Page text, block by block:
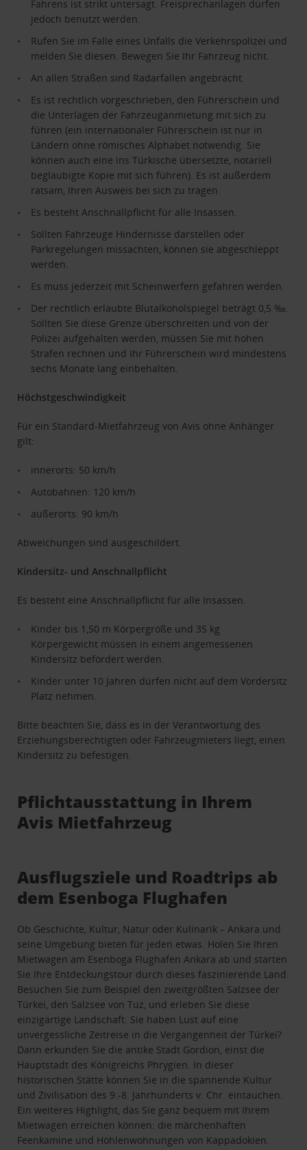
Fahrens ist strikt untersagt. Freisprechanlagen dürfen
jedoch benutzt werden.
Rufen Sie im Falle eines Unfalls die Verkehrspolizei und
melden Sie diesen. Bewegen Sie Ihr Fahrzeug nicht.
An allen Straßen sind Radarfallen angebracht.
Es ist rechtlich vorgeschrieben, den Führerschein und
die Unterlagen der Fahrzeuganmietung mit sich zu
führen (ein internationaler Führerschein ist nur in
Ländern ohne römisches Alphabet notwendig. Sie
können auch eine ins Türkische übersetzte, notariell
beglaubigte Kopie mit sich führen). Es ist außerdem
ratsam, Ihren Ausweis bei sich zu tragen.
Es besteht Anschnallpflicht für alle Insassen.
Sollten Fahrzeuge Hindernisse darstellen oder
Parkregelungen missachten, können sie abgeschleppt
werden.
Es muss jederzeit mit Scheinwerfern gefahren werden.
Der rechtlich erlaubte Blutalkoholspiegel beträgt 0,5 ‰.
Sollten Sie diese Grenze überschreiten und von der
Polizei aufgehalten werden, müssen Sie mit hohen
Strafen rechnen und Ihr Führerschein wird mindestens
sechs Monate lang einbehalten.
Höchstgeschwindigkeit
Für ein Standard-Mietfahrzeug von Avis ohne Anhänger
gilt:
innerorts: 50 km/h
Autobahnen: 120 km/h
außerorts: 90 km/h
Abweichungen sind ausgeschildert.
Kindersitz- und Anschnallpflicht
Es besteht eine Anschnallpflicht für alle Insassen.
Kinder bis 1,50 m Körpergröße und 35 kg
Körpergewicht müssen in einem angemessenen
Kindersitz befördert werden.
Kinder unter 10 Jahren dürfen nicht auf dem Vordersitz
Platz nehmen.
Bitte beachten Sie, dass es in der Verantwortung des
Erziehungsberechtigten oder Fahrzeugmieters liegt, einen
Kindersitz zu befestigen.
Pflichtausstattung in Ihrem
Avis Mietfahrzeug
Ausflugsziele und Roadtrips ab
dem Esenboga Flughafen
Ob Geschichte, Kultur, Natur oder Kulinarik – Ankara und
seine Umgebung bieten für jeden etwas. Holen Sie Ihren
Mietwagen am Esenboga Flughafen Ankara ab und starten
Sie Ihre Entdeckungstour durch dieses faszinierende Land.
Besuchen Sie zum Beispiel den zweitgrößten Salzsee der
Türkei, den Salzsee von Tuz, und erleben Sie diese
einzigartige Landschaft. Sie haben Lust auf eine
unvergessliche Zeitreise in die Vergangenheit der Türkei?
Dann erkunden Sie die antike Stadt Gordion, einst die
Hauptstadt des Königreichs Phrygien. In dieser
historischen Stätte können Sie in die spannende Kultur
und Zivilisation des 9.-8. Jahrhunderts v. Chr. eintauchen.
Ein weiteres Highlight, das Sie ganz bequem mit Ihrem
Mietwagen erreichen können: die märchenhaften
Feenkamine und Höhlenwohnungen von Kappadokien.